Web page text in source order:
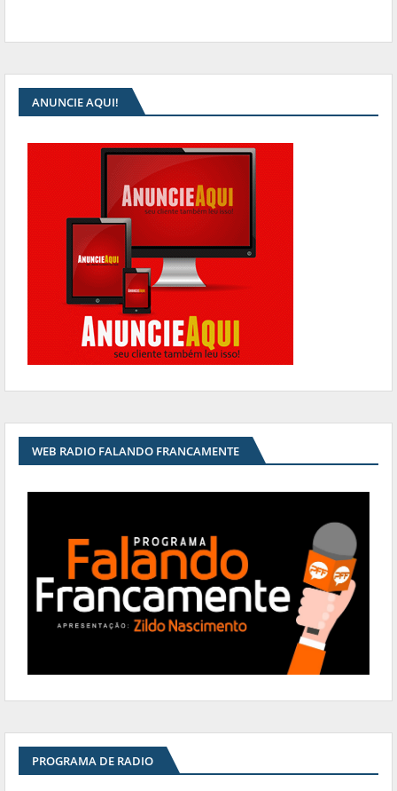
ANUNCIE AQUI!
WEB RADIO FALANDO FRANCAMENTE
PROGRAMA DE RADIO